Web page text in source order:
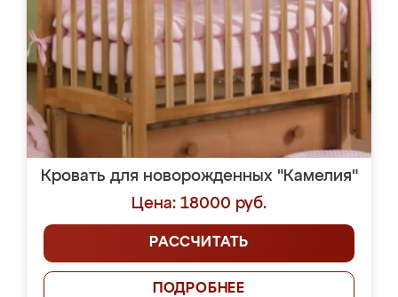
Кровать для новорожденных "Камелия"
Цена: 18000 руб.
РАССЧИТАТЬ
ПОДРОБНЕЕ